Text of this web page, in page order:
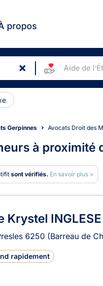
propos
Aide de
Gerpinnes Avocats Droit des
à proximité
sont vérifiés. En savoir plus >
Mineurs
Krystel INGLESE
6250 (Barreau de
rapidement